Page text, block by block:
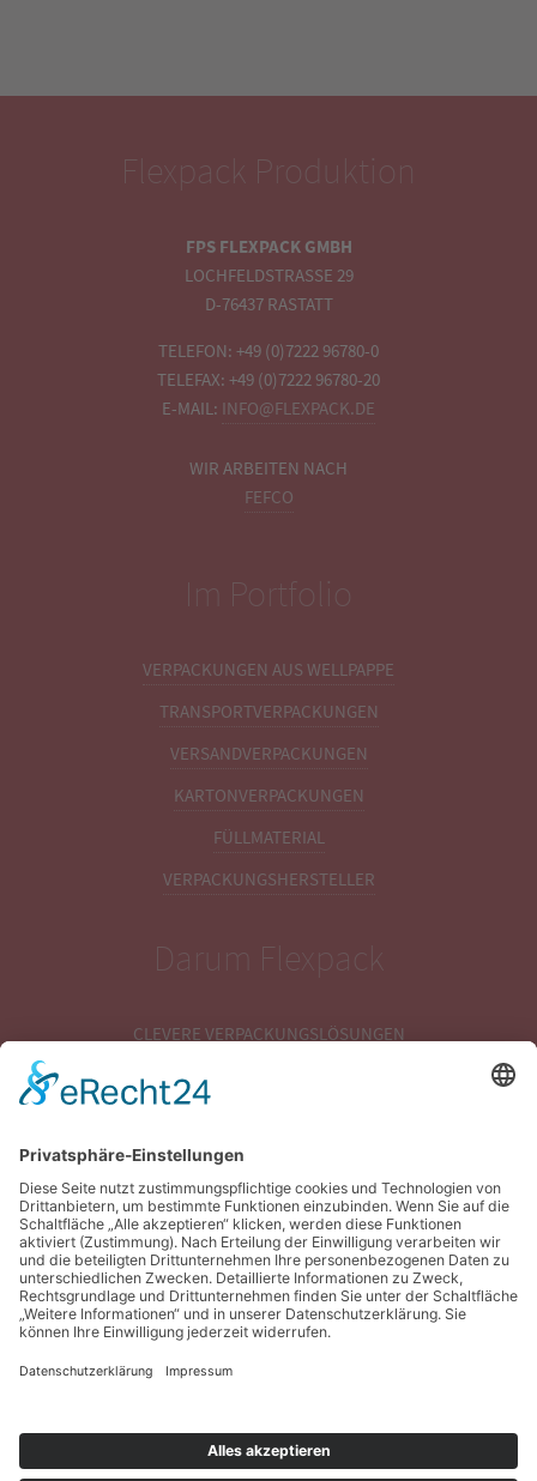
Flexpack Produktion
FPS FLEXPACK GMBH
LOCHFELDSTRASSE 29
D-76437 RASTATT
TELEFON: +49 (0)7222 96780-0
TELEFAX: +49 (0)7222 96780-20
E-MAIL: INFO@FLEXPACK.DE
WIR ARBEITEN NACH
FEFCO
Im Portfolio
VERPACKUNGEN AUS WELLPAPPE
TRANSPORTVERPACKUNGEN
VERSANDVERPACKUNGEN
KARTONVERPACKUNGEN
FÜLLMATERIAL
VERPACKUNGSHERSTELLER
Darum Flexpack
CLEVERE VERPACKUNGSLÖSUNGEN
MODERNER MASCHINENPARK
VERPACKUNGSOPTIMIERUNG
VERPACKUNGSBERATUNG
Rechtliches
AGB